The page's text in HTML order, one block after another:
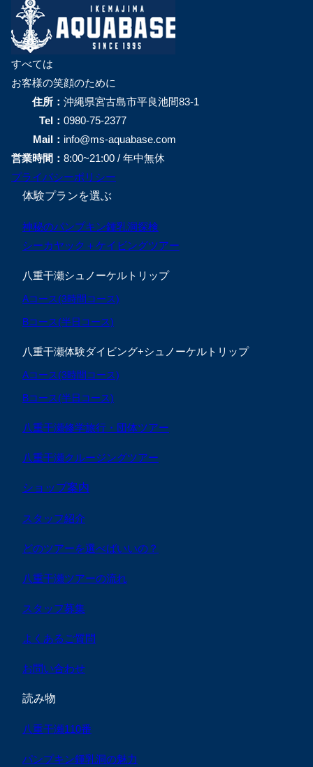
すべては
お客様の笑顔のために
住所： 沖縄県宮古島市平良池間83-1
Tel： 0980-75-2377
Mail： info@ms-aquabase.com
営業時間： 8:00~21:00 / 年中無休
プライバシーポリシー
体験プランを選ぶ
神秘のパンプキン鍾乳洞探検
シーカヤック＋ケイビングツアー
八重干瀬シュノーケルトリップ
Aコース(3時間コース)
Bコース(半日コース)
八重干瀬体験ダイビング+シュノーケルトリップ
Aコース(3時間コース)
Bコース(半日コース)
八重干瀬修学旅行・団体ツアー
八重干瀬クルージングツアー
ショップ案内
スタッフ紹介
どのツアーを選べばいいの？
八重干瀬ツアーの流れ
スタッフ募集
よくあるご質問
お問い合わせ
読み物
八重干瀬110番
パンプキン鍾乳洞の魅力